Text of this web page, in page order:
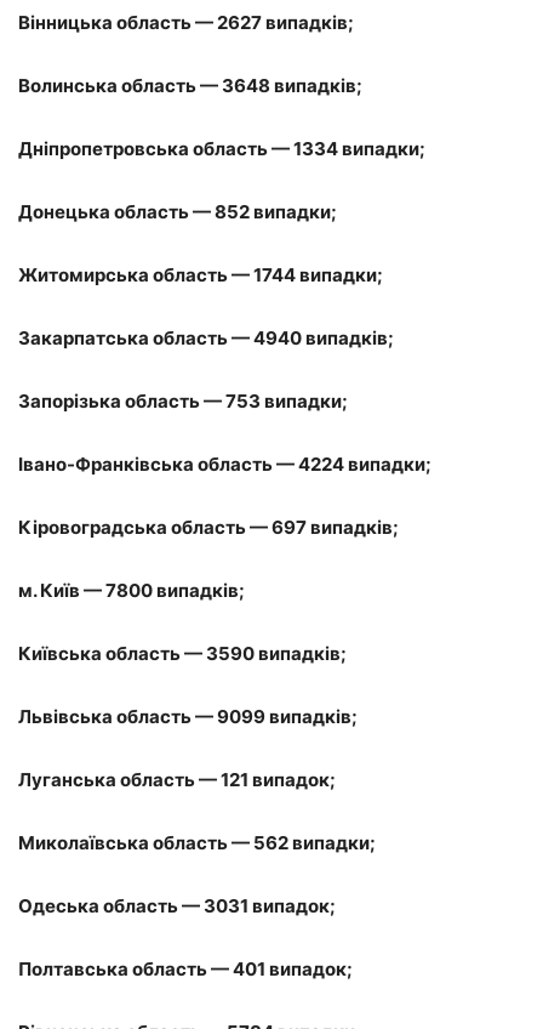
Вінницька область — 2627 випадків;
Волинська область — 3648 випадків;
Дніпропетровська область — 1334 випадки;
Донецька область — 852 випадки;
Житомирська область — 1744 випадки;
Закарпатська область — 4940 випадків;
Запорізька область — 753 випадки;
Івано-Франківська область — 4224 випадки;
Кіровоградська область — 697 випадків;
м. Київ — 7800 випадків;
Київська область — 3590 випадків;
Львівська область — 9099 випадків;
Луганська область — 121 випадок;
Миколаївська область — 562 випадки;
Одеська область — 3031 випадок;
Полтавська область — 401 випадок;